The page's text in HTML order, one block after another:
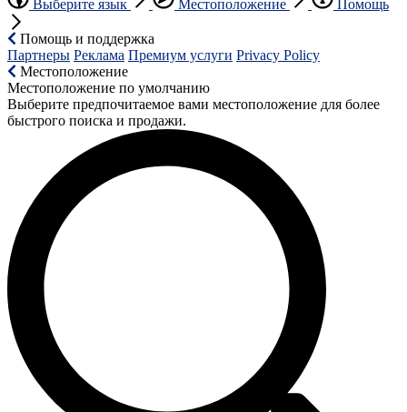
Выберите язык Местоположение Помощь
Помощь и поддержка
Партнеры Реклама Премиум услуги Privacy Policy
Местоположение
Местоположение по умолчанию
Выберите предпочитаемое вами местоположение для более
быстрого поиска и продажи.